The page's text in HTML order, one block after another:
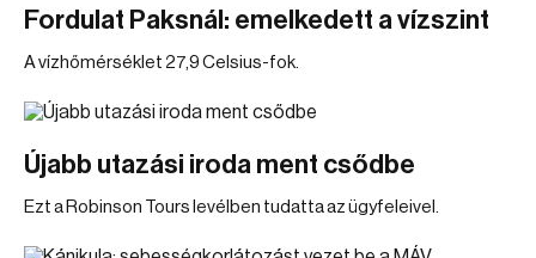
Fordulat Paksnál: emelkedett a vízszint
A vízhőmérséklet 27,9 Celsius-fok.
Újabb utazási iroda ment csődbe
Ezt a Robinson Tours levélben tudatta az ügyfeleivel.